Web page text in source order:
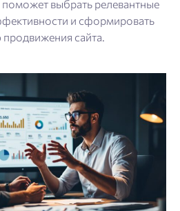
выбрать релевантные
и сформировать
сайта.